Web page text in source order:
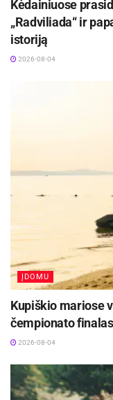
Kėdainiuose
„Radviliada“ ir
istoriją
2026-08-04
ĮDOMU
Kupiškio mariose
čempionato finalas
2026-08-04